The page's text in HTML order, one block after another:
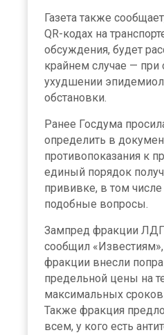
Газета также
QR-кодах на
обсуждения, будет
крайнем случае — при
ухудшении
обстановки.
Ранее Госдума
определить в
противопоказания к
единый порядок
прививке, в том числе
подобные вопросы.
Зампред фракции
сообщил «Известиям»,
фракции внесли
предельной цены на
максимальных
Также фракция
всем, у кого есть